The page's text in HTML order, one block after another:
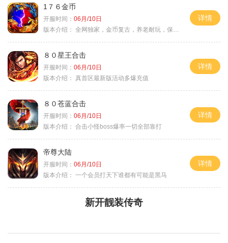
1７６金币
开服时间： 06月/10日
版本介绍： 全网独家，金币复古，养老耐玩，保底回収
详情
８０星王合击
开服时间： 06月/10日
版本介绍： 真首区最新版活动多爆充值
详情
８０苍蓝合击
开服时间： 06月/10日
版本介绍： 合击小怪boss爆率一切全部靠打
详情
帝尊大陆
开服时间： 06月/10日
版本介绍： 一个会员打天下谁都有可能是黑马
详情
新开靓装传奇